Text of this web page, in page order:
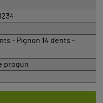
- Pignon 14 dents -
progun